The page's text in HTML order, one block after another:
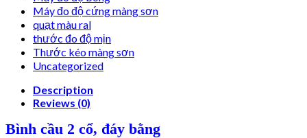
Máy đo độ cứng màng sơn
quạt màu ral
thước đo độ mịn
Thước kéo màng sơn
Uncategorized
Description
Reviews (0)
Bình cầu 2 cổ, đáy bằng